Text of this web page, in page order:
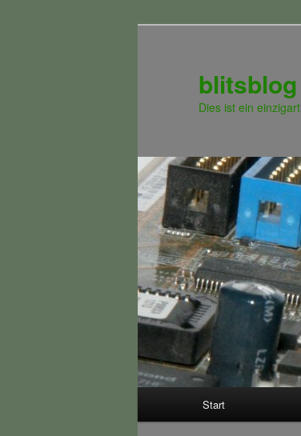
blitsblog
Dies ist ein
Start